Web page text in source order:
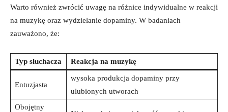
Warto również zwrócić uwagę na różnice indywidualne w reakcji
na muzykę oraz wydzielanie dopaminy. W badaniach
zauważono, że:
Typ słuchacza Reakcja na muzykę
Entuzjasta
wysoka produkcja dopaminy przy
ulubionych utworach
Obojętny